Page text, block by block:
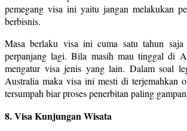
pemegang visa ini yaitu jangan melakukan
berbisnis.
Masa berlaku visa ini cuma satu tahun
perpanjang lagi. Bila masih mau tinggal di
mengatur visa jenis yang lain. Dalam soal
Australia maka visa ini mesti di terjemahkan
tersumpah biar proses penerbitan paling
8. Visa Kunjungan Wisata